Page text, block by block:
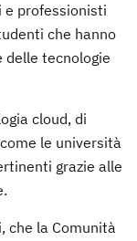
e professionisti
che hanno
delle tecnologie
cloud, di
le università
grazie alle
che la Comunità